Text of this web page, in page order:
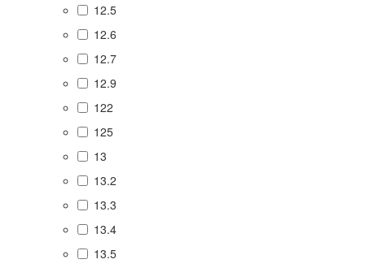
12.5
12.6
12.7
12.9
122
125
13
13.2
13.3
13.4
13.5